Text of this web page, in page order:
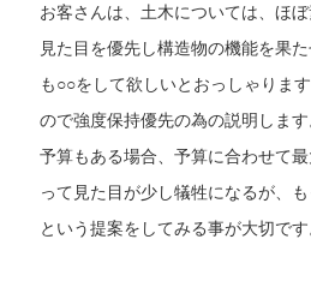
お客さんは、土木については、ほ
見た目を優先し構造物の機能を果
も○○をして欲しいとおっしゃりま
ので強度保持優先の為の説明します
予算もある場合、予算に合わせて
って見た目が少し犠牲になるが、
という提案をしてみる事が大切です